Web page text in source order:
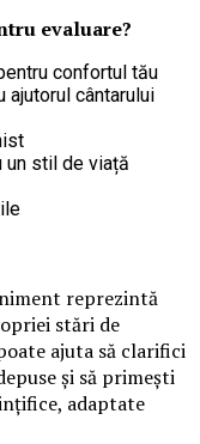
evaluare?
confortul tău
ajutorul cântarului
un stil de viață
reprezintă
stări de
ajuta să clarifici
și să primești
adaptate